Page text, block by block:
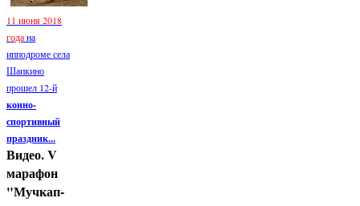
11 июня 2018
годана
ипподроме села
Шапкино
прошел 12-й
конно-
спортивный
праздник...
Видео. V
марафон
"Мучкап-